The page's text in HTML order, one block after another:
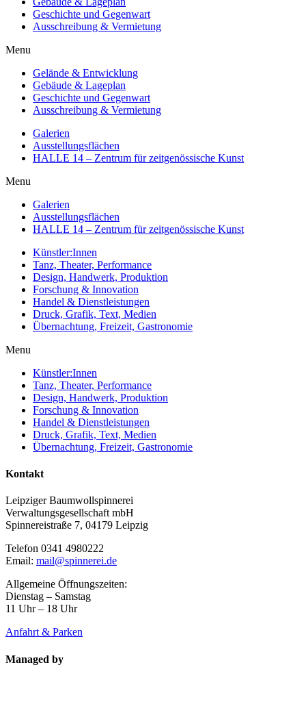
Geschichte und Gegenwart
Ausschreibung & Vermietung
Menu
Gelände & Entwicklung
Gebäude & Lageplan
Geschichte und Gegenwart
Ausschreibung & Vermietung
Galerien
Ausstellungsflächen
HALLE 14 – Zentrum für zeitgenössische Kunst
Menu
Galerien
Ausstellungsflächen
HALLE 14 – Zentrum für zeitgenössische Kunst
Künstler:Innen
Tanz, Theater, Performance
Design, Handwerk, Produktion
Forschung & Innovation
Handel & Dienstleistungen
Druck, Grafik, Text, Medien
Übernachtung, Freizeit, Gastronomie
Menu
Künstler:Innen
Tanz, Theater, Performance
Design, Handwerk, Produktion
Forschung & Innovation
Handel & Dienstleistungen
Druck, Grafik, Text, Medien
Übernachtung, Freizeit, Gastronomie
Kontakt
Leipziger Baumwollspinnerei
Verwaltungsgesellschaft mbH
Spinnereistraße 7, 04179 Leipzig
Telefon 0341 4980222
Email: mail@spinnerei.de
Allgemeine Öffnungszeiten:
Dienstag – Samstag
11 Uhr – 18 Uhr
Anfahrt & Parken
Managed by